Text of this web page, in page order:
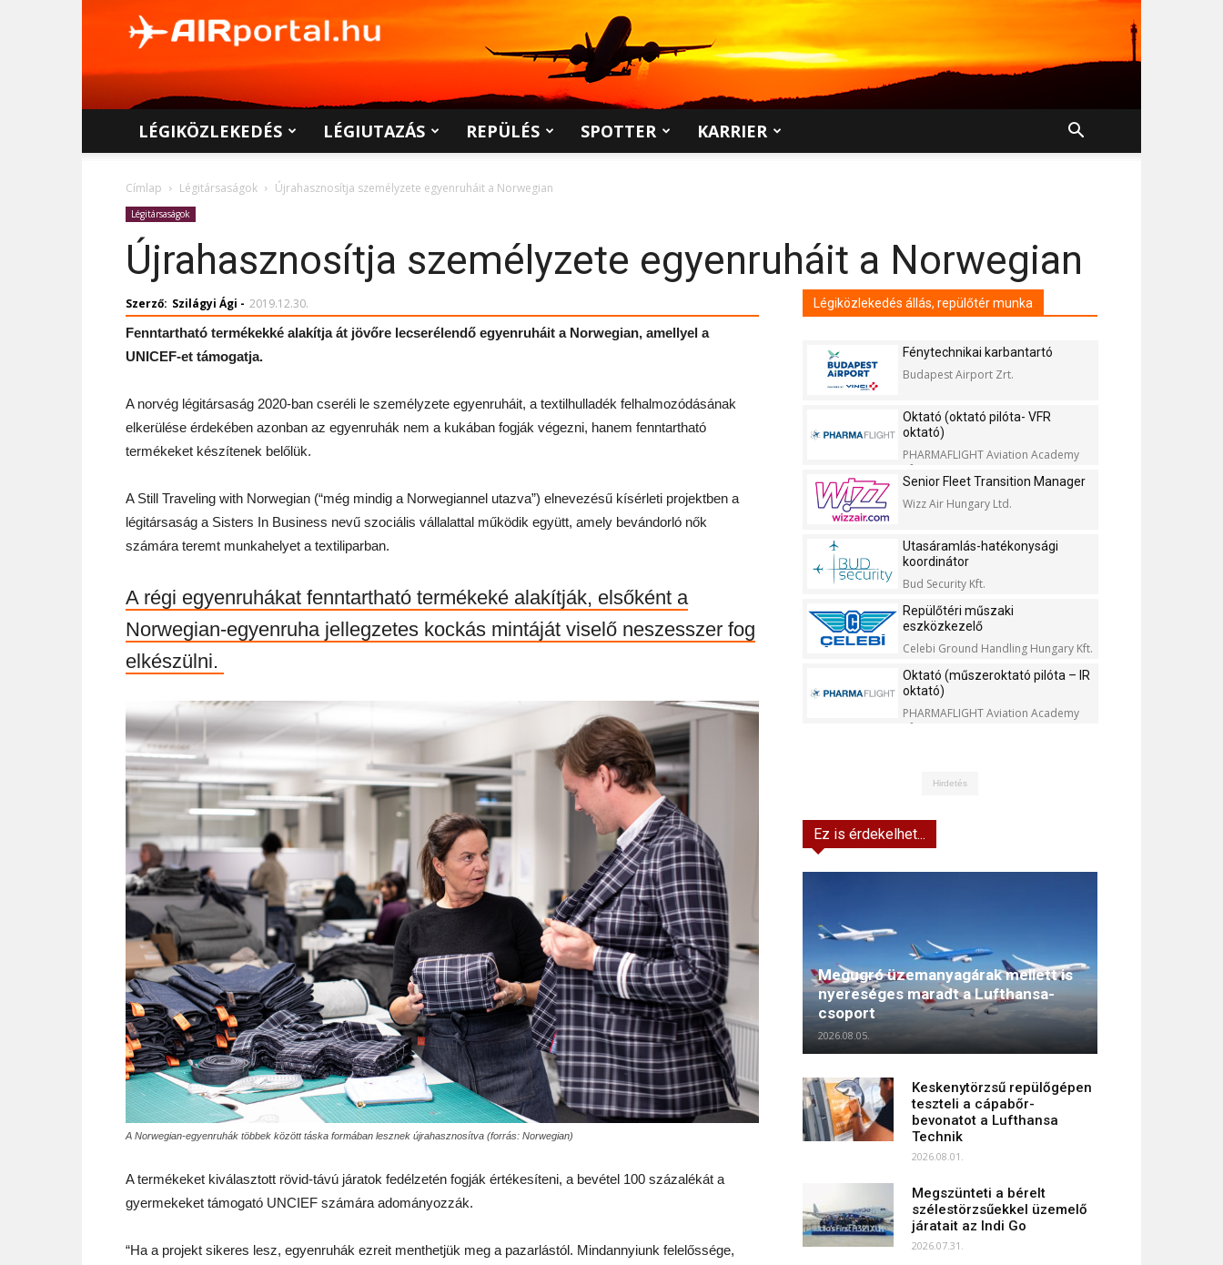
LÉGIKÖZLEKEDÉS LÉGIUTAZÁS REPÜLÉS SPOTTER KARRIER
Címlap Légitársaságok Újrahasznosítja személyzete egyenruháit a Norwegian
Légitársaságok
Újrahasznosítja személyzete egyenruháit a Norwegian
Szerző: Szilágyi Ági - 2019.12.30.
Fenntartható termékekké alakítja át jövőre lecserélendő egyenruháit a Norwegian, amellyel a
UNICEF-et támogatja.
A norvég légitársaság 2020-ban cseréli le személyzete egyenruháit, a textilhulladék felhalmozódásának
elkerülése érdekében azonban az egyenruhák nem a kukában fogják végezni, hanem fenntartható
termékeket készítenek belőlük.
A Still Traveling with Norwegian (“még mindig a Norwegiannel utazva”) elnevezésű kísérleti projektben a
légitársaság a Sisters In Business nevű szociális vállalattal működik együtt, amely bevándorló nők
számára teremt munkahelyet a textiliparban.
A régi egyenruhákat fenntartható termékeké alakítják, elsőként a
Norwegian-egyenruha jellegzetes kockás mintáját viselő neszesszer fog
elkészülni.
A Norwegian-egyenruhák többek között táska formában lesznek újrahasznosítva (forrás: Norwegian)
A termékeket kiválasztott rövid-távú járatok fedélzetén fogják értékesíteni, a bevétel 100 százalékát a
gyermekeket támogató UNCIEF számára adományozzák.
“Ha a projekt sikeres lesz, egyenruhák ezreit menthetjük meg a pazarlástól. Mindannyiunk felelőssége,
Légiközlekedés állás, repülőtér munka
Fénytechnikai karbantartó
Budapest Airport Zrt.
Oktató (oktató pilóta- VFR
oktató)
PHARMAFLIGHT Aviation Academy
Kft.
Senior Fleet Transition Manager
Wizz Air Hungary Ltd.
Utasáramlás-hatékonysági
koordinátor
Bud Security Kft.
Repülőtéri műszaki
eszközkezelő
Celebi Ground Handling Hungary Kft.
Oktató (műszeroktató pilóta – IR
oktató)
PHARMAFLIGHT Aviation Academy
Kft.
Hirdetés
Ez is érdekelhet...
Megugró üzemanyagárak mellett is
nyereséges maradt a Lufthansa-
csoport
2026.08.05.
Keskenytörzsű repülőgépen
teszteli a cápabőr-
bevonatot a Lufthansa
Technik
2026.08.01.
Megszünteti a bérelt
szélestörzsűekkel üzemelő
járatait az Indi Go
2026.07.31.